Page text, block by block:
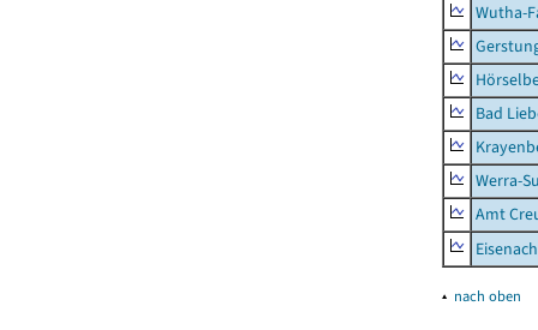
Wutha-
Bad
Werra-
Amt
▴ nach oben